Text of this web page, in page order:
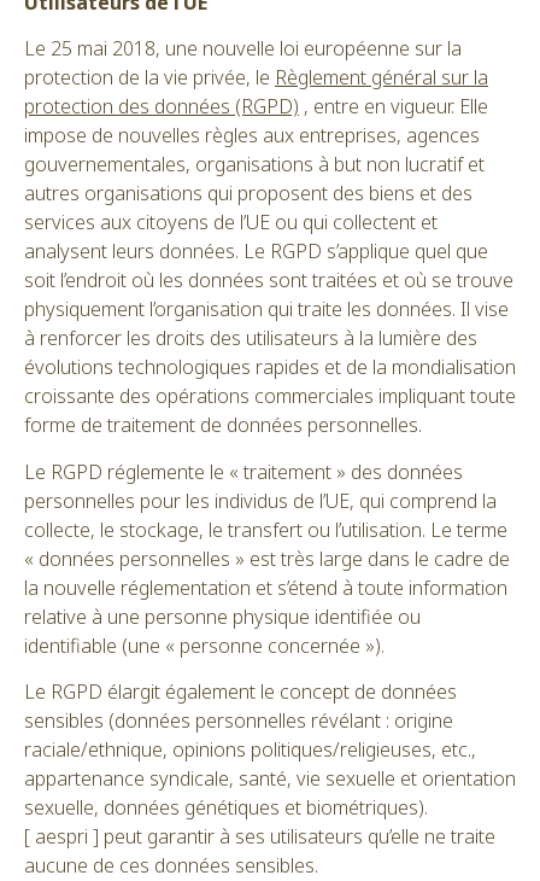
Le 25 mai 2018, une nouvelle loi européenne sur la
protection de la vie privée, le Règlement général sur la
protection des données (RGPD) , entre en vigueur. Elle
impose de nouvelles règles aux entreprises, agences
gouvernementales, organisations à but non lucratif et
autres organisations qui proposent des biens et des
services aux citoyens de l’UE ou qui collectent et
analysent leurs données. Le RGPD s’applique quel que
soit l’endroit où les données sont traitées et où se trouve
physiquement l’organisation qui traite les données. Il vise
à renforcer les droits des utilisateurs à la lumière des
évolutions technologiques rapides et de la mondialisation
croissante des opérations commerciales impliquant toute
forme de traitement de données personnelles.
Le RGPD réglemente le « traitement » des données
personnelles pour les individus de l’UE, qui comprend la
collecte, le stockage, le transfert ou l’utilisation. Le terme
« données personnelles » est très large dans le cadre de
la nouvelle réglementation et s’étend à toute information
relative à une personne physique identifiée ou
identifiable (une « personne concernée »).
Le RGPD élargit également le concept de données
sensibles (données personnelles révélant : origine
raciale/ethnique, opinions politiques/religieuses, etc.,
appartenance syndicale, santé, vie sexuelle et orientation
sexuelle, données génétiques et biométriques).
[ aespri ] peut garantir à ses utilisateurs qu’elle ne traite
aucune de ces données sensibles.